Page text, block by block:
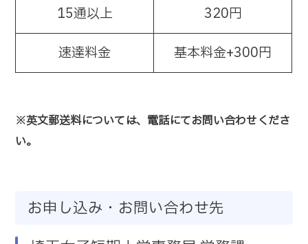
15通以上 320円
速達料金 基本料金+300円
※英文郵送料については、電話にてお問い合わせくださ
い。
お申し込み・お問い合わせ先